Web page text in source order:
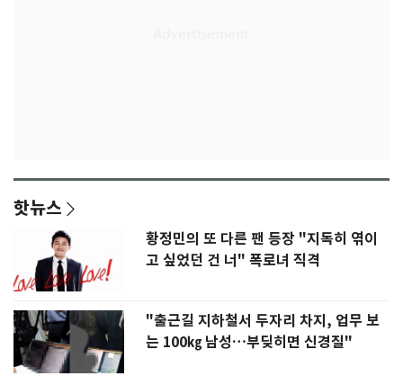
핫뉴스
황정민의 또 다른 팬 등장 "지독히 엮이
고 싶었던 건 너" 폭로녀 직격
"출근길 지하철서 두자리 차지, 업무 보
는 100㎏ 남성…부딪히면 신경질"